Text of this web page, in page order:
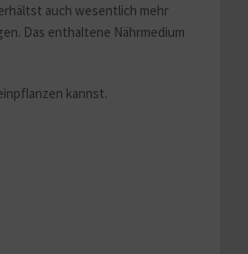
auch wesentlich mehr
Das enthaltene Nährmedium
kannst.